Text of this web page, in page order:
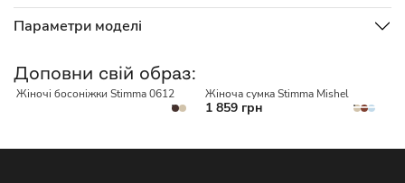
Параметри моделі
Доповни свій образ:
НЕМАЄ В НАЯВНОСТІ
Жіночі босоніжки Stimma 0612 Жіноча сумка Stimma Mishel
1 859 грн